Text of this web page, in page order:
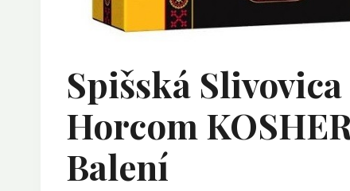
Spišská Slivovica
Horcom
Balení